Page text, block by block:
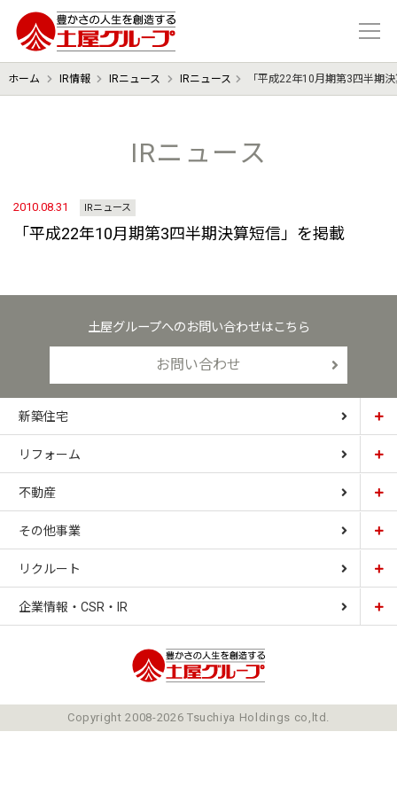
豊かさの人生を想像する 土屋グル
ホーム IR情報 IRニュース IRニュース 「平成22年10月期第3四半期
IRニュース
2010.08.31 IRニュース
「平成22年10月期第3四半期決算短信」を掲載
土屋グループへのお問い合わせはこちら
お問い合わせ
新築住宅
土屋ホーム
CARDINAL HOUSE
LIZNAS
リフォーム
土屋ホームトピア
不動産
土屋ホーム不動産
その他事業
土屋ホームレジデンス
土屋ソーラーファクトリー
リクルート
企業情報・CSR・IR
ミッションCopyright 2008-2026 Tsuchiya Holdings co,ltd.